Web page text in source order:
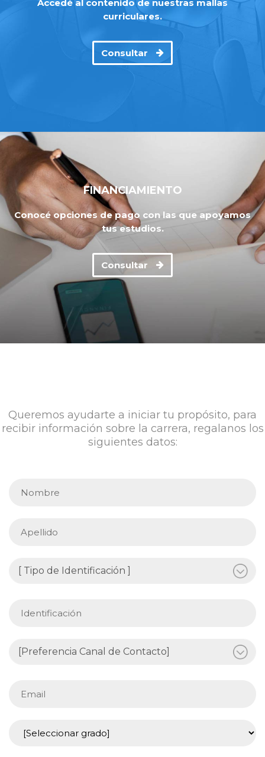
Accedé al contenido de nuestras mallas
curriculares.
Consultar
FINANCIAMIENTO
Conocé opciones de pago con las que apoyamos
tus estudios.
Consultar
Queremos ayudarte a iniciar tu propósito, para
recibir información sobre la carrera, regalanos los
siguientes datos: